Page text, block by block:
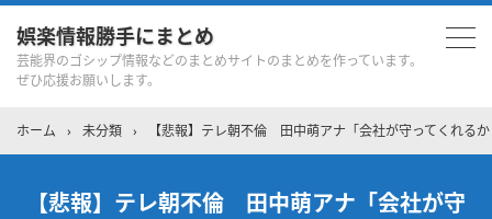
娯楽情報勝手にまとめ
芸能界のゴシップ情報などのまとめサイトのまとめを作っています。
ぜひ応援お願いします。
ホーム › 未分類 › 【悲報】テレ朝不倫 田中萌アナ「会社が守ってくれる
【悲報】テレ朝不倫 田中萌アナ「会社が守